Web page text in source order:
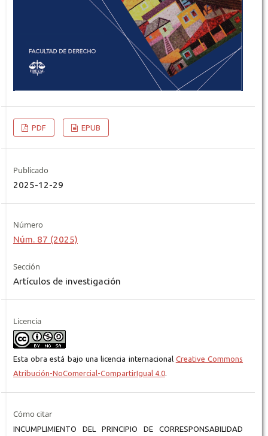
PDF EPUB
Publicado
2025-12-29
Número
Núm. 87 (2025)
Sección
Artículos de investigación
Licencia
Esta obra está bajo una licencia internacional Creative Commons
Atribución-NoComercial-CompartirIgual 4.0.
Cómo citar
INCUMPLIMIENTO DEL PRINCIPIO DE CORRESPONSABILIDAD